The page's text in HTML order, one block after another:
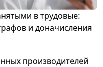
в трудовые:
и доначисления
производителей